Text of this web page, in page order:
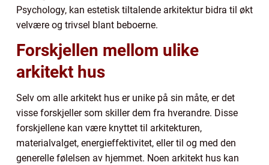
Psychology, kan estetisk tiltalende arkitektur bidra til økt
velvære og trivsel blant beboerne.
Forskjellen mellom ulike
arkitekt hus
Selv om alle arkitekt hus er unike på sin måte, er det
visse forskjeller som skiller dem fra hverandre. Disse
forskjellene kan være knyttet til arkitekturen,
materialvalget, energieffektivitet, eller til og med den
generelle følelsen av hjemmet. Noen arkitekt hus kan